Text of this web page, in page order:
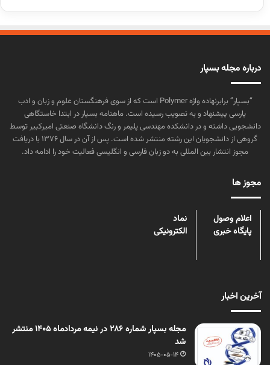
درباره مجله بسپار
“بسپار” برابرنهاده واژه Polymer است که از سوی فرهنگستان علوم و زبان و ادب
پارسی پیشنهاد و به تصویب رسیده است. ماهنامه بسپار در ابتدا خاستگاهی
دانشجویی داشته و در دانشکده مهندسی پلیمر و رنگ دانشگاه صنعتی امیرکبیر توسط
گروهی از دانشجویان این رشته منتشر شده است. پس از آن در سال ۱۳۷۶ با دریافت
مجوز انتشار بین المللی به دو زبان فارسی و انگلیسی فعالیت خود را ادامه داد.
مجوز ها
اعلام وصول
پایگاه خبری
نماد
الکترونیکی
آخرین اخبار
مجله بسپار شماره 286 در نیمه مردادماه 1405 منتشر
شد
1405-05-14